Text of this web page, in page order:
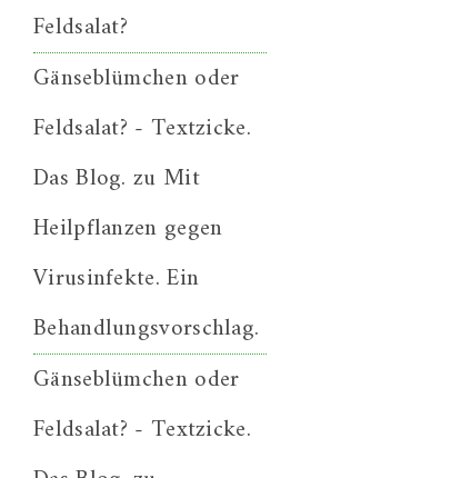
Feldsalat?
Gänseblümchen oder
Feldsalat? - Textzicke.
Das Blog. zu Mit
Heilpflanzen gegen
Virusinfekte. Ein
Behandlungsvorschlag.
Gänseblümchen oder
Feldsalat? - Textzicke.